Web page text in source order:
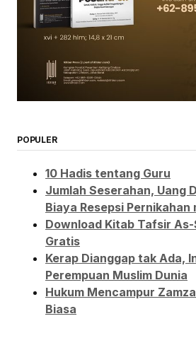
POPULER
10 Hadis tentang Guru
Jumlah Seserahan, Uang
Biaya Resepsi Pernikahan
Download Kitab Tafsir As-
Gratis
Kerap Dianggap tak Ada,
Perempuan Muslim Dunia
Hukum Mencampur
Biasa